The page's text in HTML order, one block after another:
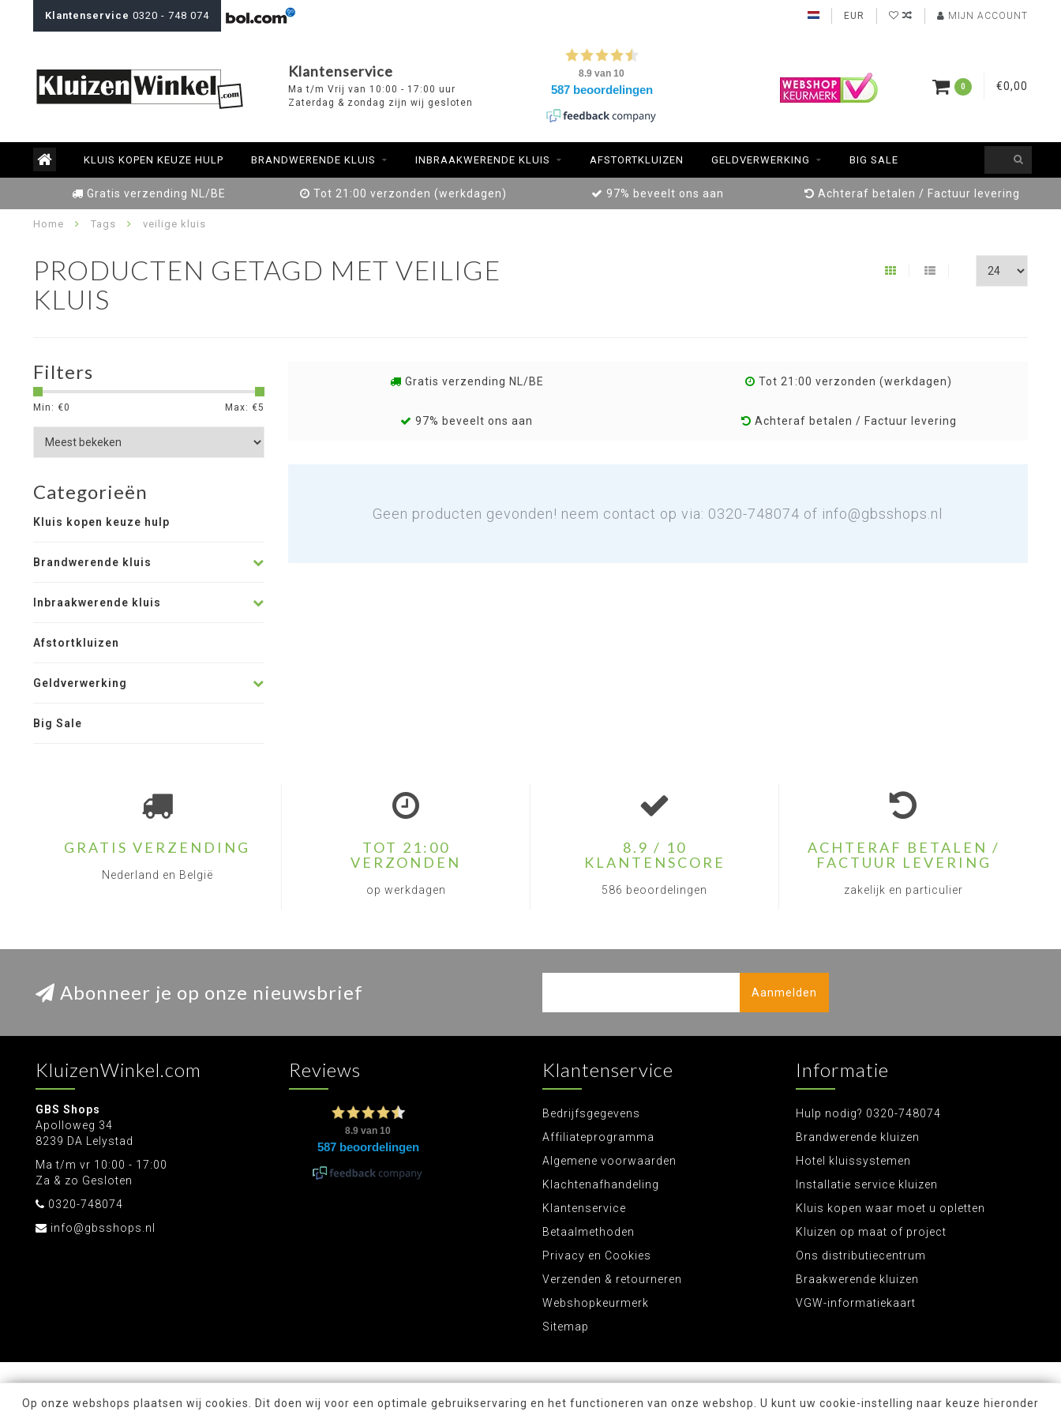
Klantenservice 0320 - 748 074 EUR MIJN ACCOUNT
Klantenservice
Ma t/m Vrij van 10:00 - 17:00 uur
Zaterdag & zondag zijn wij gesloten
0 €0,00
KLUIS KOPEN KEUZE HULP BRANDWERENDE KLUIS INBRAAKWERENDE KLUIS AFSTORTKLUIZEN GELDVERWERKING BIG SALE
Gratis verzending NL/BE Tot 21:00 verzonden (werkdagen) 97% beveelt ons aan Achteraf betalen / Factuur levering
Home Tags veilige kluis
PRODUCTEN GETAGD MET VEILIGE
KLUIS
Filters
Min: €0 Max: €5
Categorieën
Kluis kopen keuze hulp
Brandwerende kluis
Inbraakwerende kluis
Afstortkluizen
Geldverwerking
Big Sale
Gratis verzending NL/BE Tot 21:00 verzonden (werkdagen)
97% beveelt ons aan Achteraf betalen / Factuur levering
Geen producten gevonden! neem contact op via: 0320-748074 of info@gbsshops.nl
GRATIS VERZENDING
Nederland en België
TOT 21:00
VERZONDEN
op werkdagen
8.9 / 10
KLANTENSCORE
586 beoordelingen
ACHTERAF BETALEN /
FACTUUR LEVERING
zakelijk en particulier
Abonneer je op onze nieuwsbrief Aanmelden
KluizenWinkel.com
GBS Shops
Apolloweg 34
8239 DA Lelystad
Ma t/m vr 10:00 - 17:00
Za & zo Gesloten
0320-748074
info@gbsshops.nl
Reviews Klantenservice
Bedrijfsgegevens
Affiliateprogramma
Algemene voorwaarden
Klachtenafhandeling
Klantenservice
Betaalmethoden
Privacy en Cookies
Verzenden & retourneren
Webshopkeurmerk
Sitemap
Informatie
Hulp nodig? 0320-748074
Brandwerende kluizen
Hotel kluissystemen
Installatie service kluizen
Kluis kopen waar moet u opletten
Kluizen op maat of project
Ons distributiecentrum
Braakwerende kluizen
VGW-informatiekaart
Op onze webshops plaatsen wij cookies. Dit doen wij voor een optimale gebruikservaring en het functioneren van onze webshop. U kunt uw cookie-instelling naar keuze hieronder